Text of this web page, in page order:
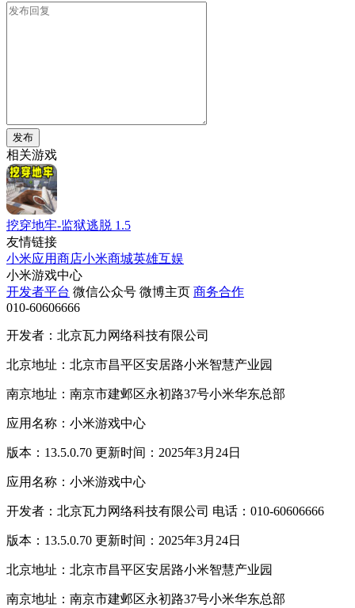
发布
相关游戏
挖穿地牢-监狱逃脱 1.5
友情链接
小米应用商店小米商城英雄互娱
小米游戏中心
开发者平台 微信公众号 微博主页 商务合作
010-60606666
开发者：北京瓦力网络科技有限公司
北京地址：北京市昌平区安居路小米智慧产业园
南京地址：南京市建邺区永初路37号小米华东总部
应用名称：小米游戏中心
版本：13.5.0.70 更新时间：2025年3月24日
应用名称：小米游戏中心
开发者：北京瓦力网络科技有限公司 电话：010-60606666
版本：13.5.0.70 更新时间：2025年3月24日
北京地址：北京市昌平区安居路小米智慧产业园
南京地址：南京市建邺区永初路37号小米华东总部